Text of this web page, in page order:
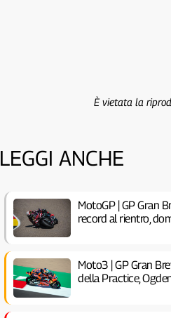
È vietata la
LEGGI ANCHE
MotoGP | GP Gran
record al rientro,
Moto3 | GP Gran
della Practice,